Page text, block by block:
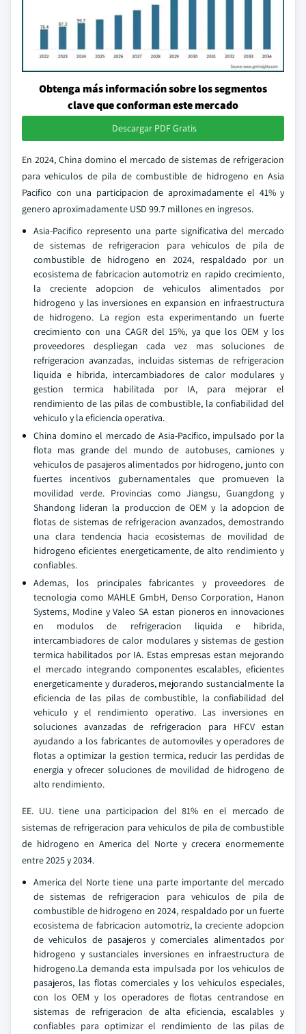
Obtenga más información sobre los segmentos
clave que conforman este mercado
Descargar PDF Gratis
En 2024, China domino el mercado de sistemas de refrigeracion
para vehiculos de pila de combustible de hidrogeno en Asia
Pacifico con una participacion de aproximadamente el 41% y
genero aproximadamente USD 99.7 millones en ingresos.
Asia-Pacifico represento una parte significativa del mercado
de sistemas de refrigeracion para vehiculos de pila de
combustible de hidrogeno en 2024, respaldado por un
ecosistema de fabricacion automotriz en rapido crecimiento,
la creciente adopcion de vehiculos alimentados por
hidrogeno y las inversiones en expansion en infraestructura
de hidrogeno. La region esta experimentando un fuerte
crecimiento con una CAGR del 15%, ya que los OEM y los
proveedores despliegan cada vez mas soluciones de
refrigeracion avanzadas, incluidas sistemas de refrigeracion
liquida e hibrida, intercambiadores de calor modulares y
gestion termica habilitada por IA, para mejorar el
rendimiento de las pilas de combustible, la confiabilidad del
vehiculo y la eficiencia operativa.
China domino el mercado de Asia-Pacifico, impulsado por la
flota mas grande del mundo de autobuses, camiones y
vehiculos de pasajeros alimentados por hidrogeno, junto con
fuertes incentivos gubernamentales que promueven la
movilidad verde. Provincias como Jiangsu, Guangdong y
Shandong lideran la produccion de OEM y la adopcion de
flotas de sistemas de refrigeracion avanzados, demostrando
una clara tendencia hacia ecosistemas de movilidad de
hidrogeno eficientes energeticamente, de alto rendimiento y
confiables.
Ademas, los principales fabricantes y proveedores de
tecnologia como MAHLE GmbH, Denso Corporation, Hanon
Systems, Modine y Valeo SA estan pioneros en innovaciones
en modulos de refrigeracion liquida e hibrida,
intercambiadores de calor modulares y sistemas de gestion
termica habilitados por IA. Estas empresas estan mejorando
el mercado integrando componentes escalables, eficientes
energeticamente y duraderos, mejorando sustancialmente la
eficiencia de las pilas de combustible, la confiabilidad del
vehiculo y el rendimiento operativo. Las inversiones en
soluciones avanzadas de refrigeracion para HFCV estan
ayudando a los fabricantes de automoviles y operadores de
flotas a optimizar la gestion termica, reducir las perdidas de
energia y ofrecer soluciones de movilidad de hidrogeno de
alto rendimiento.
EE. UU. tiene una participacion del 81% en el mercado de
sistemas de refrigeracion para vehiculos de pila de combustible
de hidrogeno en America del Norte y crecera enormemente
entre 2025 y 2034.
America del Norte tiene una parte importante del mercado
de sistemas de refrigeracion para vehiculos de pila de
combustible de hidrogeno en 2024, respaldado por un fuerte
ecosistema de fabricacion automotriz, la creciente adopcion
de vehiculos de pasajeros y comerciales alimentados por
hidrogeno y sustanciales inversiones en infraestructura de
hidrogeno.La demanda esta impulsada por los vehiculos de
pasajeros, las flotas comerciales y los vehiculos especiales,
con los OEM y los operadores de flotas centrandose en
sistemas de refrigeracion de alta eficiencia, escalables y
confiables para optimizar el rendimiento de las pilas de